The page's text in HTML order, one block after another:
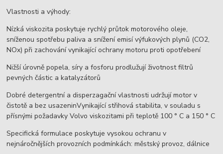
Vlastnosti a výhody:
Nízká viskozita poskytuje rychlý průtok motorového oleje,
sníženou spotřebu paliva a snížení emisí výfukových plynů (CO2,
NOx) při zachování vynikající ochrany motoru proti opotřebení
Nižší úrovně popela, síry a fosforu prodlužují životnost filtrů
pevných částic a katalyzátorů
Dobré detergentní a disperzagační vlastnosti udržují motor v
čistotě a bez usazeninVynikající střihová stabilita, v souladu s
přísnými požadavky Volvo viskozitami při teplotě 100 ° C a 150 ° C
Specifická formulace poskytuje vysokou ochranu v
nejnáročnějších provozních podmínkách: městský provoz, dálnice